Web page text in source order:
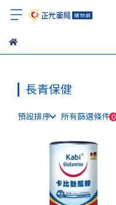
長青保健
預設排序 所有篩選條件